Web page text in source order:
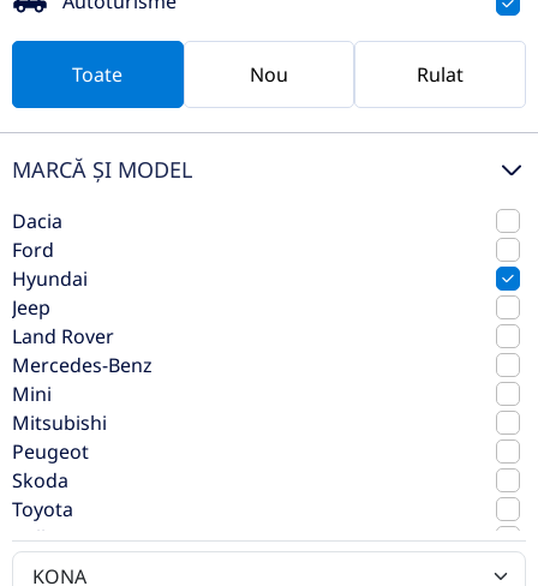
Hyundai New Kona 1.6GDi 138CP
6DCT HYBRID 2WD PREMIUM N
Line
Hibrid
138 CP
Toate Nou Rulat
MARCĂ ȘI MODEL
Dacia
Ford
Hyundai
Jeep
Land Rover
Mercedes-Benz
Mini
Mitsubishi
Peugeot
Skoda
Toyota
Volkswagen
Volvo